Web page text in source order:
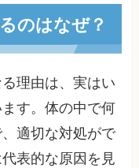
のはなぜ？
理由は、実はい
す。体の中で何
適切な対処がで
表的な原因を見